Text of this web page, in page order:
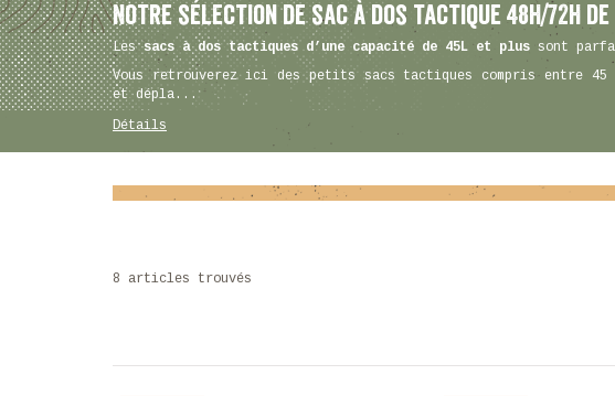
Notre sélection de sac à dos tactique 48H/72H de
Lessacs à dos tactiques d’une capacité de 45L et plus sont
Vous retrouverez ici des petits sacs tactiques compris entre
et dépla...
Détails
8 articles trouvés